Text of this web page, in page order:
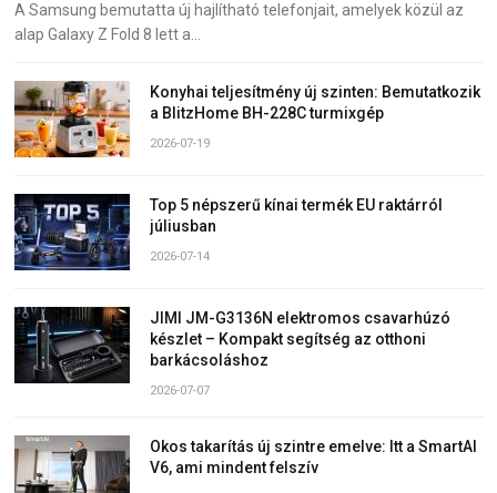
A Samsung bemutatta új hajlítható telefonjait, amelyek közül az
alap Galaxy Z Fold 8 lett a…
Konyhai teljesítmény új szinten: Bemutatkozik
a BlitzHome BH-228C turmixgép
2026-07-19
Top 5 népszerű kínai termék EU raktárról
júliusban
2026-07-14
JIMI JM-G3136N elektromos csavarhúzó
készlet – Kompakt segítség az otthoni
barkácsoláshoz
2026-07-07
Okos takarítás új szintre emelve: Itt a SmartAI
V6, ami mindent felszív